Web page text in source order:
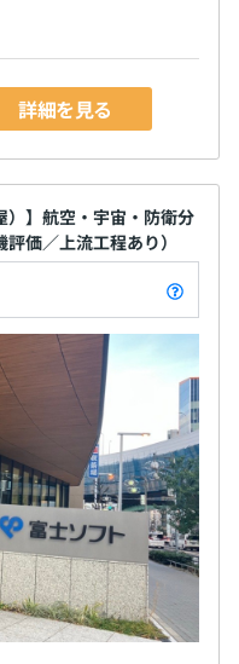
詳細を見る
）】航空・宇宙・防衛分
価／上流工程あり）